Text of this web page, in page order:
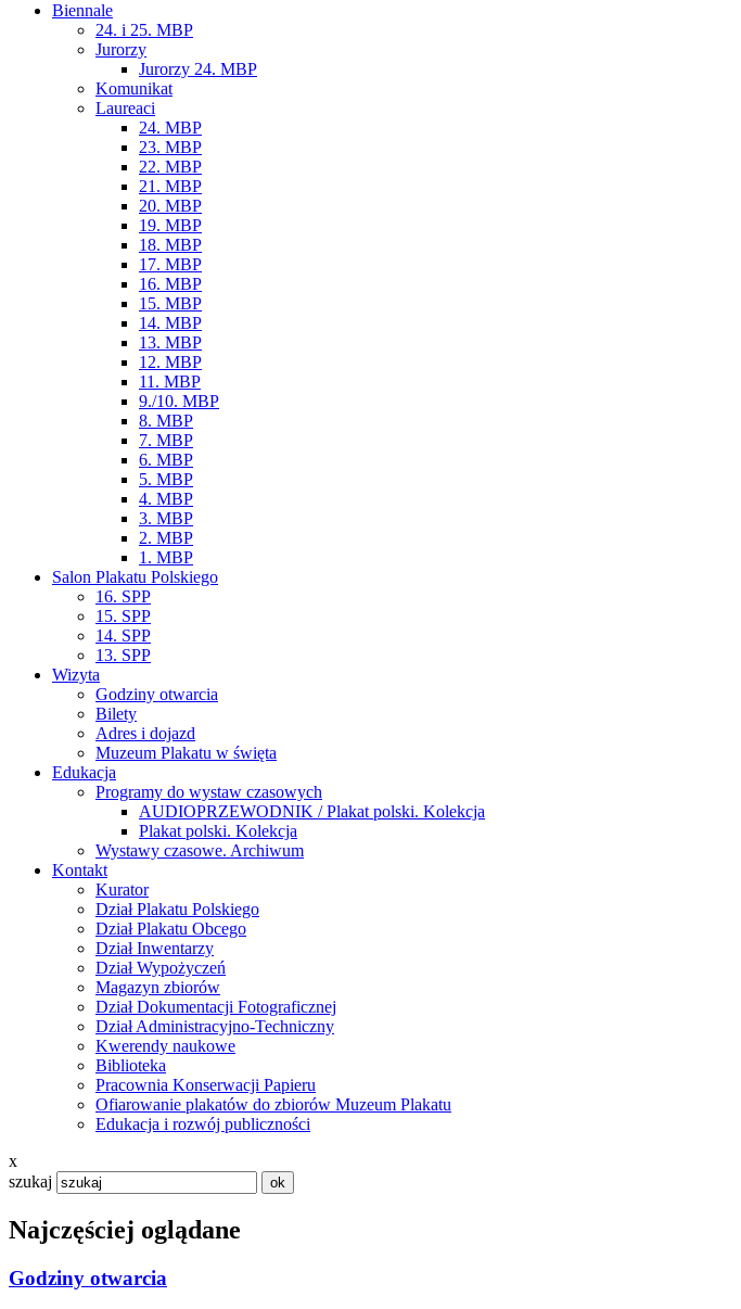
Biennale
24. i 25. MBP
Jurorzy
Jurorzy 24. MBP
Komunikat
Laureaci
24. MBP
23. MBP
22. MBP
21. MBP
20. MBP
19. MBP
18. MBP
17. MBP
16. MBP
15. MBP
14. MBP
13. MBP
12. MBP
11. MBP
9./10. MBP
8. MBP
7. MBP
6. MBP
5. MBP
4. MBP
3. MBP
2. MBP
1. MBP
Salon Plakatu Polskiego
16. SPP
15. SPP
14. SPP
13. SPP
Wizyta
Godziny otwarcia
Bilety
Adres i dojazd
Muzeum Plakatu w święta
Edukacja
Programy do wystaw czasowych
AUDIOPRZEWODNIK / Plakat polski. Kolekcja
Plakat polski. Kolekcja
Wystawy czasowe. Archiwum
Kontakt
Kurator
Dział Plakatu Polskiego
Dział Plakatu Obcego
Dział Inwentarzy
Dział Wypożyczeń
Magazyn zbiorów
Dział Dokumentacji Fotograficznej
Dział Administracyjno-Techniczny
Kwerendy naukowe
Biblioteka
Pracownia Konserwacji Papieru
Ofiarowanie plakatów do zbiorów Muzeum Plakatu
Edukacja i rozwój publiczności
x
szukaj
Najczęściej oglądane
Godziny otwarcia